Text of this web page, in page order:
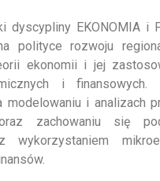
dyscypliny EKONOMIA i
polityce rozwoju
ekonomii i jej
i finansowych.
modelowaniu i analizach
zachowaniu się
wykorzystaniem